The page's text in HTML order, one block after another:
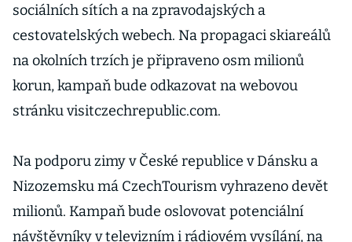
sociálních sítích a na zpravodajských a
cestovatelských webech. Na propagaci skiareálů
na okolních trzích je připraveno osm milionů
korun, kampaň bude odkazovat na webovou
stránku visitczechrepublic.com.
Na podporu zimy v České republice v Dánsku a
Nizozemsku má CzechTourism vyhrazeno devět
milionů. Kampaň bude oslovovat potenciální
návštěvníky v televizním i rádiovém vysílání, na